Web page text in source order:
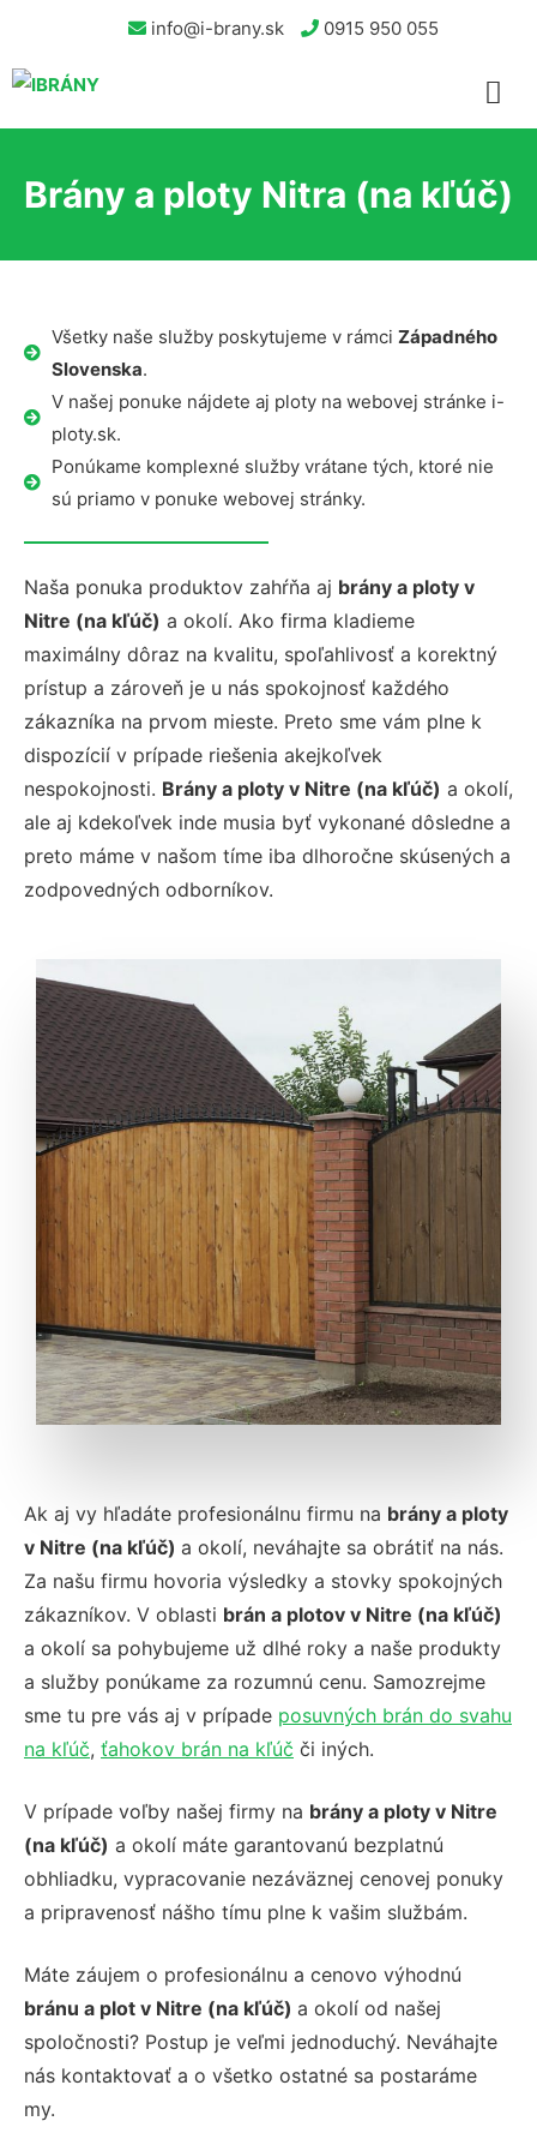
info@i-brany.sk 0915 950 055
Brány a ploty Nitra (na kľúč)
Všetky naše služby poskytujeme v rámci Západného
Slovenska.
V našej ponuke nájdete aj ploty na webovej stránke i-
ploty.sk.
Ponúkame komplexné služby vrátane tých, ktoré nie
sú priamo v ponuke webovej stránky.
Naša ponuka produktov zahŕňa aj brány a ploty v
Nitre (na kľúč) a okolí. Ako firma kladieme
maximálny dôraz na kvalitu, spoľahlivosť a korektný
prístup a zároveň je u nás spokojnosť každého
zákazníka na prvom mieste. Preto sme vám plne k
dispozícií v prípade riešenia akejkoľvek
nespokojnosti. Brány a ploty v Nitre (na kľúč) a okolí,
ale aj kdekoľvek inde musia byť vykonané dôsledne a
preto máme v našom tíme iba dlhoročne skúsených a
zodpovedných odborníkov.
Ak aj vy hľadáte profesionálnu firmu na brány a ploty
v Nitre (na kľúč) a okolí, neváhajte sa obrátiť na nás.
Za našu firmu hovoria výsledky a stovky spokojných
zákazníkov. V oblasti brán a plotov v Nitre (na kľúč)
a okolí sa pohybujeme už dlhé roky a naše produkty
a služby ponúkame za rozumnú cenu. Samozrejme
sme tu pre vás aj v prípade posuvných brán do svahu
na kľúč, ťahokov brán na kľúč či iných.
V prípade voľby našej firmy na brány a ploty v Nitre
(na kľúč) a okolí máte garantovanú bezplatnú
obhliadku, vypracovanie nezáväznej cenovej ponuky
a pripravenosť nášho tímu plne k vašim službám.
Máte záujem o profesionálnu a cenovo výhodnú
bránu a plot v Nitre (na kľúč) a okolí od našej
spoločnosti? Postup je veľmi jednoduchý. Neváhajte
nás kontaktovať a o všetko ostatné sa postaráme
my.